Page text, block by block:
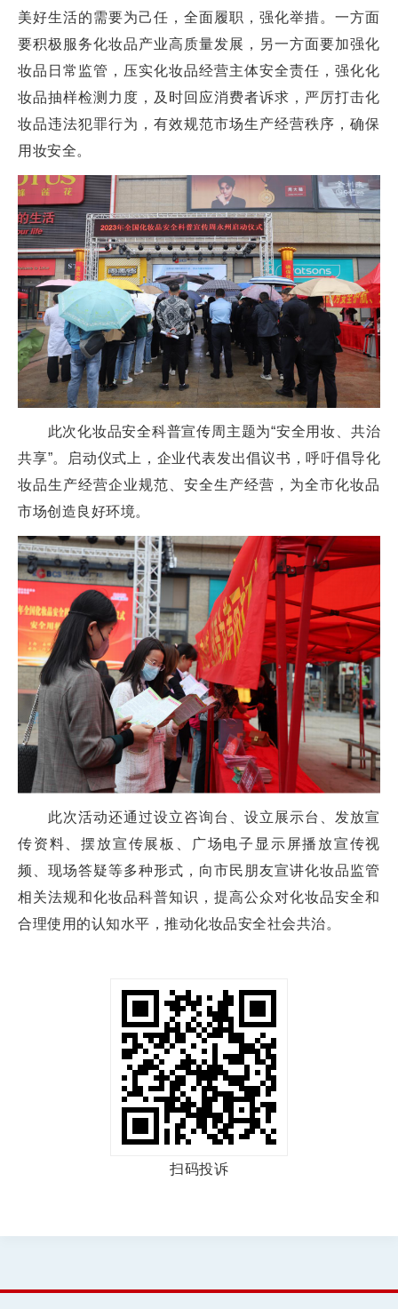
美好生活的需要为己任，全面履职，强化举措。一方面
要积极服务化妆品产业高质量发展，另一方面要加强化
妆品日常监管，压实化妆品经营主体安全责任，强化化
妆品抽样检测力度，及时回应消费者诉求，严厉打击化
妆品违法犯罪行为，有效规范市场生产经营秩序，确保
用妆安全。
此次化妆品安全科普宣传周主题为“安全用妆、共治
共享”。启动仪式上，企业代表发出倡议书，呼吁倡导化
妆品生产经营企业规范、安全生产经营，为全市化妆品
市场创造良好环境。
此次活动还通过设立咨询台、设立展示台、发放宣
传资料、摆放宣传展板、广场电子显示屏播放宣传视
频、现场答疑等多种形式，向市民朋友宣讲化妆品监管
相关法规和化妆品科普知识，提高公众对化妆品安全和
合理使用的认知水平，推动化妆品安全社会共治。
扫码投诉